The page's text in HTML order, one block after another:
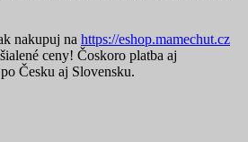
nakupuj na https://eshop.mamechut.cz
ceny! Čoskoro platba aj
Česku aj Slovensku.